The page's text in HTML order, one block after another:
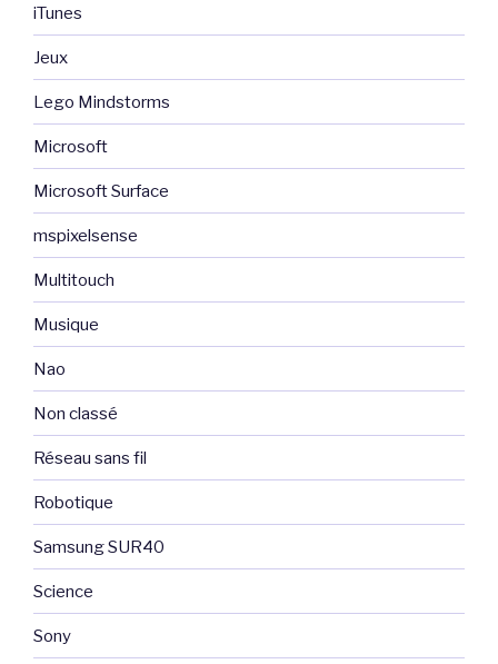
iTunes
Jeux
Lego Mindstorms
Microsoft
Microsoft Surface
mspixelsense
Multitouch
Musique
Nao
Non classé
Réseau sans fil
Robotique
Samsung SUR40
Science
Sony